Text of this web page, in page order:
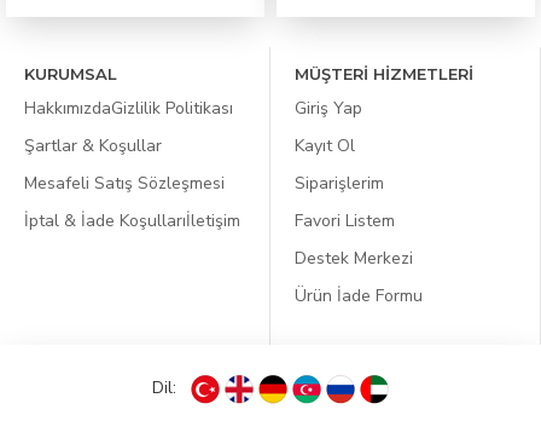
KURUMSAL
HakkımızdaGizlilik Politikası
Şartlar & Koşullar
Mesafeli Satış Sözleşmesi
İptal & İade Koşullarıİletişim
MÜŞTERİ HİZMETLERİ
Giriş Yap
Kayıt Ol
Siparişlerim
Favori Listem
Destek Merkezi
Ürün İade Formu
Dil: